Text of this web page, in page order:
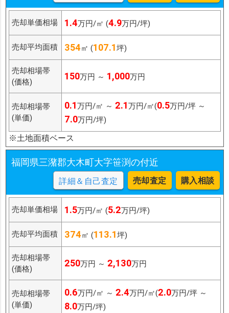
売却単価相場 1.4万円/㎡ (4.9万円/坪)
売却平均面積 354㎡ (107.1坪)
売却相場帯
(価格)
150万円 ～ 1,000万円
売却相場帯
(単価)
0.1万円/㎡ ～ 2.1万円/㎡(0.5万円/坪 ～
7.0万円/坪)
※土地面積ベース
福岡県三潴郡大木町大字笹渕の付近
詳細＆自己査定 売却査定 購入相談
売却単価相場 1.5万円/㎡ (5.2万円/坪)
売却平均面積 374㎡ (113.1坪)
売却相場帯
(価格)
250万円 ～ 2,130万円
売却相場帯
(単価)
0.6万円/㎡ ～ 2.4万円/㎡(2.0万円/坪 ～
8.0万円/坪)